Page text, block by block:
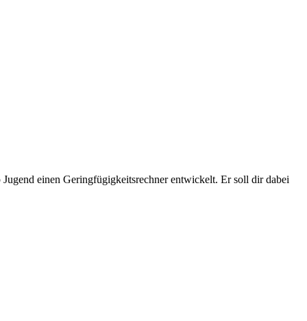
einen Geringfügigkeitsrechner entwickelt. Er soll dir dabei